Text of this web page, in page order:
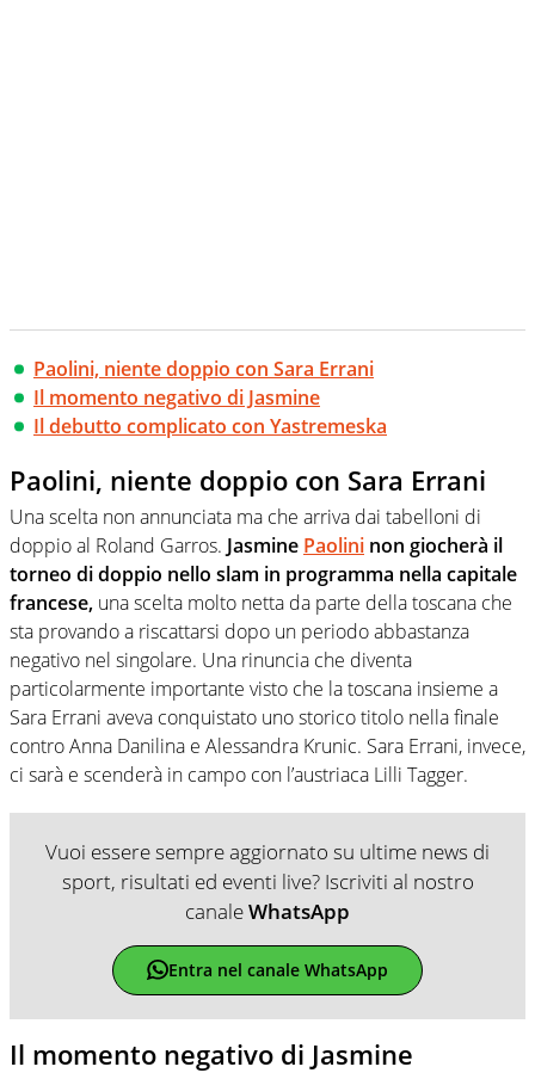
Paolini, niente doppio con Sara Errani
Il momento negativo di Jasmine
Il debutto complicato con Yastremeska
Paolini, niente doppio con Sara Errani
Una scelta non annunciata ma che arriva dai tabelloni di
doppio al Roland Garros. Jasmine Paolini non giocherà il
torneo di doppio nello slam in programma nella capitale
francese, una scelta molto netta da parte della toscana che
sta provando a riscattarsi dopo un periodo abbastanza
negativo nel singolare. Una rinuncia che diventa
particolarmente importante visto che la toscana insieme a
Sara Errani aveva conquistato uno storico titolo nella finale
contro Anna Danilina e Alessandra Krunic. Sara Errani, invece,
ci sarà e scenderà in campo con l’austriaca Lilli Tagger.
Vuoi essere sempre aggiornato su ultime news di
sport, risultati ed eventi live? Iscriviti al nostro
canaleWhatsApp
Entra nel canale WhatsApp
Il momento negativo di Jasmine